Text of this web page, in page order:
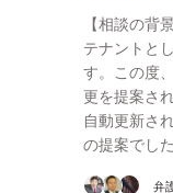
【相談の背
テナントと
す。この度
更を提案さ
自動更新さ
の提案でし
弁